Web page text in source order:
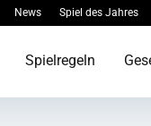
News Spiel des Jahres
Spielregeln